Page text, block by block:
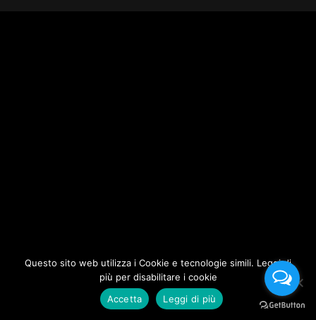
Questo sito web utilizza i Cookie e tecnologie simili. Leggi di
più per disabilitare i cookie
Accetta
Leggi di più